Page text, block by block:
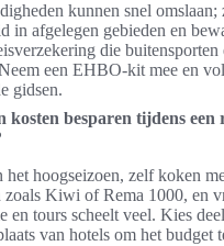
kunnen snel
in afgelegen gebieden en
die buitensporten
een EHBO-kit mee en
gidsen.
kosten besparen tijdens een
het hoogseizoen, zelf koken
zoals Kiwi of Rema 1000, en
en tours scheelt veel. Kies
van hotels om het budget